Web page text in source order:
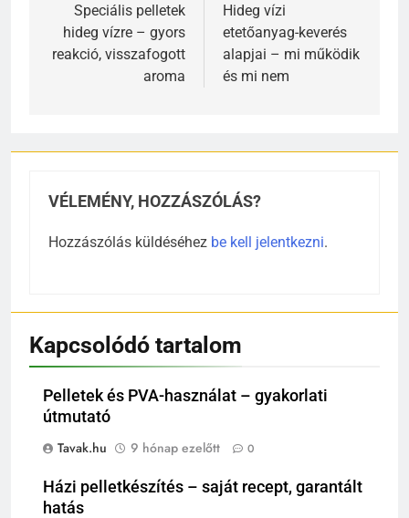
navigáció
Speciális pelletek
hideg vízre – gyors
reakció, visszafogott
aroma
Hideg vízi
etetőanyag-keverés
alapjai – mi működik
és mi nem
VÉLEMÉNY, HOZZÁSZÓLÁS?
Hozzászólás küldéséhez be kell jelentkezni.
Kapcsolódó tartalom
Pelletek és PVA-használat – gyakorlati
útmutató
Tavak.hu
9 hónap ezelőtt 0
Házi pelletkészítés – saját recept, garantált
hatás